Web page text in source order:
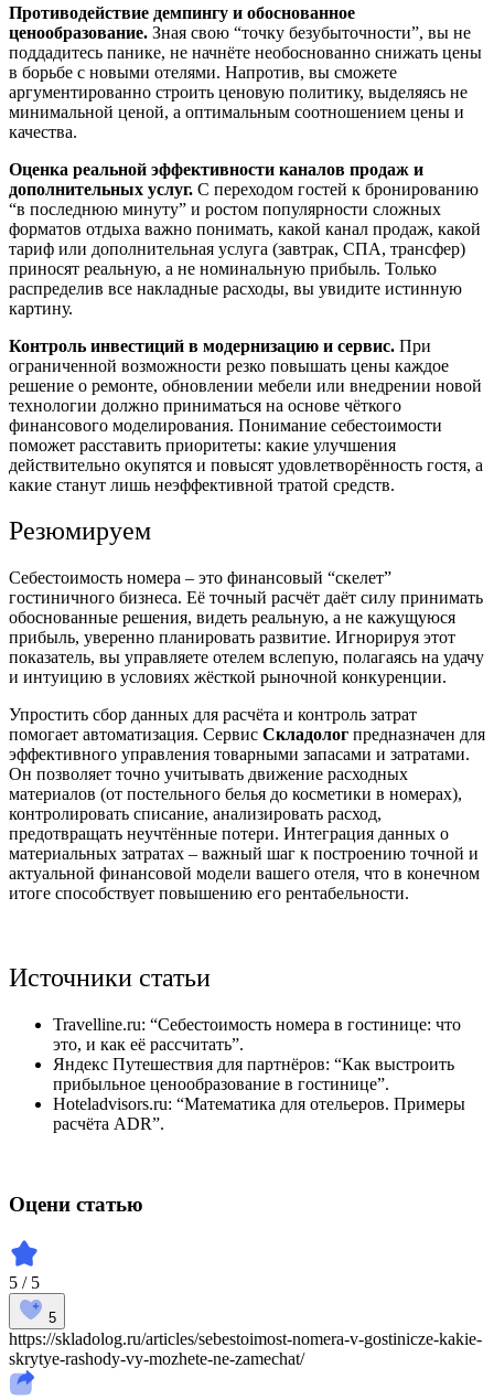
Противодействие демпингу и обоснованное
ценообразование. Зная свою “точку безубыточности”, вы не
поддадитесь панике, не начнёте необоснованно снижать цены
в борьбе с новыми отелями. Напротив, вы сможете
аргументированно строить ценовую политику, выделяясь не
минимальной ценой, а оптимальным соотношением цены и
качества.
Оценка реальной эффективности каналов продаж и
дополнительных услуг. С переходом гостей к бронированию
“в последнюю минуту” и ростом популярности сложных
форматов отдыха важно понимать, какой канал продаж, какой
тариф или дополнительная услуга (завтрак, СПА, трансфер)
приносят реальную, а не номинальную прибыль. Только
распределив все накладные расходы, вы увидите истинную
картину.
Контроль инвестиций в модернизацию и сервис. При
ограниченной возможности резко повышать цены каждое
решение о ремонте, обновлении мебели или внедрении новой
технологии должно приниматься на основе чёткого
финансового моделирования. Понимание себестоимости
поможет расставить приоритеты: какие улучшения
действительно окупятся и повысят удовлетворённость гостя, а
какие станут лишь неэффективной тратой средств.
Резюмируем
Себестоимость номера – это финансовый “скелет”
гостиничного бизнеса. Её точный расчёт даёт силу принимать
обоснованные решения, видеть реальную, а не кажущуюся
прибыль, уверенно планировать развитие. Игнорируя этот
показатель, вы управляете отелем вслепую, полагаясь на удачу
и интуицию в условиях жёсткой рыночной конкуренции.
Упростить сбор данных для расчёта и контроль затрат
помогает автоматизация. Сервис Складолог предназначен для
эффективного управления товарными запасами и затратами.
Он позволяет точно учитывать движение расходных
материалов (от постельного белья до косметики в номерах),
контролировать списание, анализировать расход,
предотвращать неучтённые потери. Интеграция данных о
материальных затратах – важный шаг к построению точной и
актуальной финансовой модели вашего отеля, что в конечном
итоге способствует повышению его рентабельности.
Источники статьи
Travelline.ru: “Себестоимость номера в гостинице: что
это, и как её рассчитать”.
Яндекс Путешествия для партнёров: “Как выстроить
прибыльное ценообразование в гостинице”.
Hoteladvisors.ru: “Математика для отельеров. Примеры
расчёта ADR”.
Оцени статью
5 / 5
5
https://skladolog.ru/articles/sebestoimost-nomera-v-gostinicze-kakie-
skrytye-rashody-vy-mozhete-ne-zamechat/